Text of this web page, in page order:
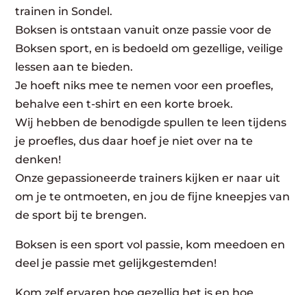
trainen in Sondel.
Boksen is ontstaan vanuit onze passie voor de
Boksen sport, en is bedoeld om gezellige, veilige
lessen aan te bieden.
Je hoeft niks mee te nemen voor een proefles,
behalve een t-shirt en een korte broek.
Wij hebben de benodigde spullen te leen tijdens
je proefles, dus daar hoef je niet over na te
denken!
Onze gepassioneerde trainers kijken er naar uit
om je te ontmoeten, en jou de fijne kneepjes van
de sport bij te brengen.
Boksen is een sport vol passie, kom meedoen en
deel je passie met gelijkgestemden!